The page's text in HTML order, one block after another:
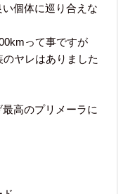
個体に巡り合えな
って事ですが
ヤレはありました
高のプリメーラに